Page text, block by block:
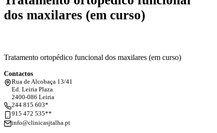
dos maxilares (em curso)
Tratamento ortopédico funcional dos maxilares (em curso)
Contactos
Rua de Alcobaça 13/41
Ed. Leiria Plaza
2400-086 Leiria
244 815 603*
915 472 535**
info@clinicasjtalha.pt